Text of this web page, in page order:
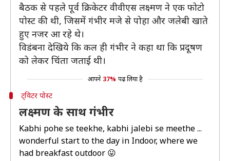
बैठक से पहले पूर्व क्रिकेटर वीवीएस लक्ष्मण ने एक फोटो
पोस्ट की थी, जिसमें गंभीर मजे से पोहा और जलेबी खाते
हुए नजर आ रहे थे।
विडंबना देखिये कि कल ही गंभीर ने कहा था कि प्रदूषण
को लेकर चिंता जताई थी।
आपने 37% पढ़ लिया है
ट्विटर पोस्ट
लक्ष्मण के साथ गंभीर
Kabhi pohe se teekhe, kabhi jalebi se meethe ...
wonderful start to the day in Indoor, where we
had breakfast outdoor 😛